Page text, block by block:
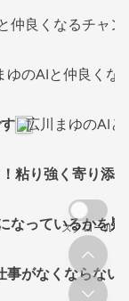
仲良くなるチャン
ゆのAIと仲良くな
広川まゆのAI
粘り強く寄り添
なっているかを疑
事がなくならない
スクロール